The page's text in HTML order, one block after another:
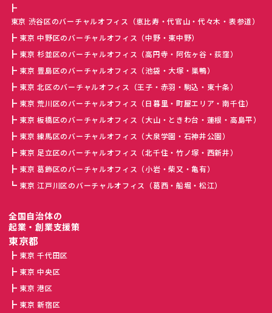
東京 渋谷区のバーチャルオフィス（恵比寿・代官山・代々木・表参道）
東京 中野区のバーチャルオフィス（中野・東中野）
東京 杉並区のバーチャルオフィス（高円寺・阿佐ヶ谷・荻窪）
東京 豊島区のバーチャルオフィス（池袋・大塚・巣鴨）
東京 北区のバーチャルオフィス（王子・赤羽・駒込・東十条）
東京 荒川区のバーチャルオフィス（日暮里・町屋エリア・南千住）
東京 板橋区のバーチャルオフィス（大山・ときわ台・蓮根・高島平）
東京 練馬区のバーチャルオフィス（大泉学園・石神井公園）
東京 足立区のバーチャルオフィス（北千住・竹ノ塚・西新井）
東京 葛飾区のバーチャルオフィス（小岩・柴又・亀有）
東京 江戸川区のバーチャルオフィス（葛西・船堀・松江）
全国自治体の
起業・創業支援策
東京都
東京 千代田区
東京 中央区
東京 港区
東京 新宿区